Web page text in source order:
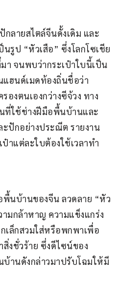
ลายสไตล์จีนดั้งเดิม และ
รูป “หัวเสือ” ซึ่งโลกโซเชีย
จนพบว่ากระเป๋าใบนี้เป็น
ฮนด์เมดท้องถิ่นชื่อว่า
องตนเองกว่างซีจ้วง ทาง
ที่ใช้ช่างฝีมือพื้นบ้านและ
ปักอย่างประณีต รายงาน
าแต่ละใบต้องใช้เวลาทำ
นบ้านของจีน ลวดลาย “หัว
มกล้าหาญ ความแข็งแกร่ง
เล็กสวมใส่หรือพกพาเพื่อ
งชั่วร้าย ซึ่งดีไซน์ของ
านดังกล่าวมาปรับโฉมให้มี